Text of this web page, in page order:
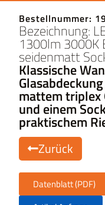
Bestellnummer:
Bezeichnung:
1300lm 3000K
seidenmatt
Klassische
mattem triplex
und einem
praktischem
Zurück
Datenblatt (PDF)